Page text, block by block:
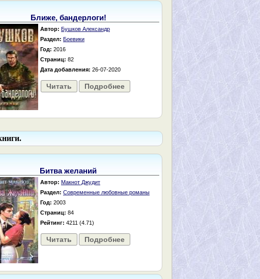
Ближе, бандерлоги!
Автор: Бушков Александр
Раздел: Боевики
Год: 2016
Страниц: 82
Дата добавления: 26-07-2020
Читать Подробнее
Битва желаний
Автор: Макнот Джудит
Раздел: Современные любовные романы
Год: 2003
Страниц: 84
Рейтинг: 4211 (4.71)
Читать Подробнее